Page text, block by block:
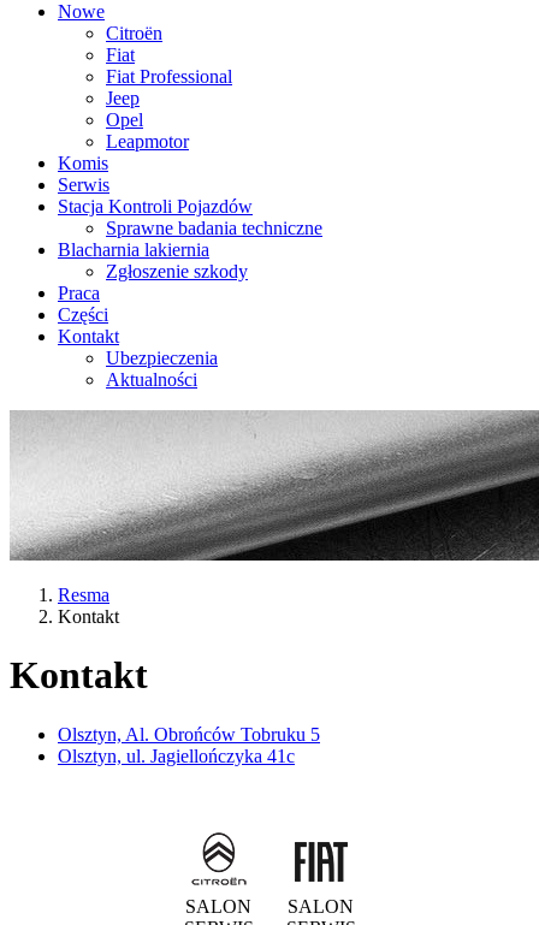
Nowe
Citroën
Fiat
Fiat Professional
Jeep
Opel
Leapmotor
Komis
Serwis
Stacja Kontroli Pojazdów
Sprawne badania techniczne
Blacharnia lakiernia
Zgłoszenie szkody
Praca
Części
Kontakt
Ubezpieczenia
Aktualności
Resma
Kontakt
Kontakt
Olsztyn, Al. Obrońców Tobruku 5
Olsztyn, ul. Jagiellończyka 41c
SALON
SALON